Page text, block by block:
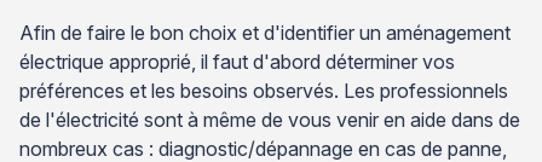
Afin de faire le bon choix et d'identifier un aménagement
électrique approprié, il faut d'abord déterminer vos
préférences et les besoins observés. Les professionnels
de l'électricité sont à même de vous venir en aide dans de
nombreux cas : diagnostic/dépannage en cas de panne,